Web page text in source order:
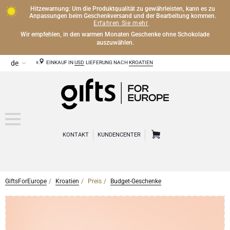
Hitzewarnung: Um die Produktqualität zu gewährleisten, kann es zu
Anpassungen beim Geschenkversand und der Bearbeitung kommen.
Erfahren Sie mehr.
Wir empfehlen, in den warmen Monaten Geschenke ohne Schokolade
auszuwählen.
EINKAUF IN USD LIEFERUNG NACH KROATIEN
KONTAKT KUNDENCENTER
CHAMPAGNER
GiftsForEurope Kroatien Preis Budget-Geschenke